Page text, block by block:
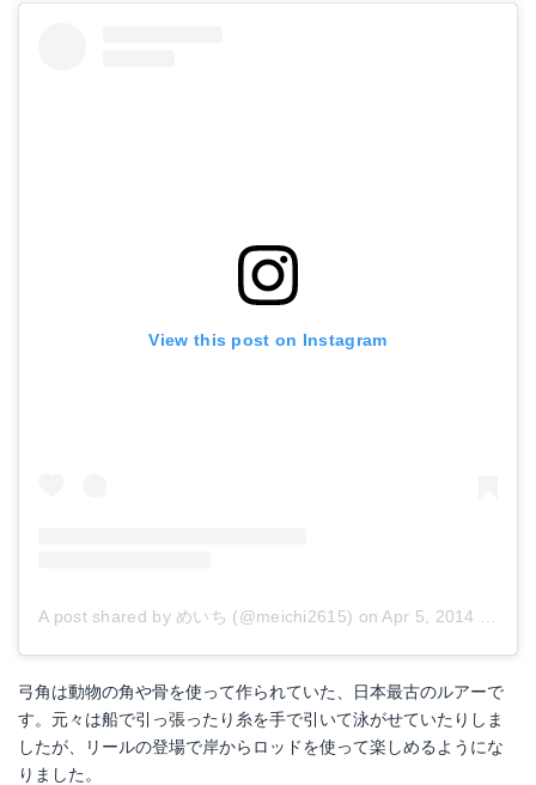
View this post on Instagram
A post shared by めいち (@meichi2615) on Apr 5, 2014 at 1:32am PDT
弓角は動物の角や骨を使って作られていた、日本最古のルアーで
す。元々は船で引っ張ったり糸を手で引いて泳がせていたりしま
したが、リールの登場で岸からロッドを使って楽しめるようにな
りました。